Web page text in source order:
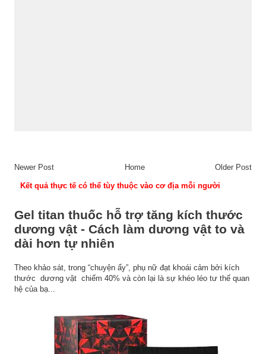
Newer Post Older Post
Home
Kết quả thực tế có thể tùy thuộc vào cơ địa mỗi người
Gel titan thuốc hỗ trợ tăng kích thước
dương vật - Cách làm dương vật to và
dài hơn tự nhiên
Theo khảo sát, trong “chuyện ấy”, phụ nữ đạt khoái cảm bởi kích
thước dương vật chiếm 40% và còn lại là sự khéo léo tư thế quan
hệ của bạ...